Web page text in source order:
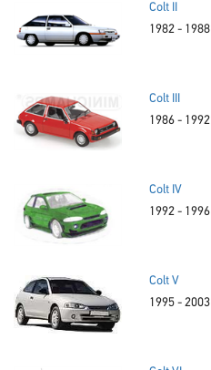
Colt II
1982 - 1988
Colt III
1986 - 1992
Colt IV
1992 - 1996
Colt V
1995 - 2003